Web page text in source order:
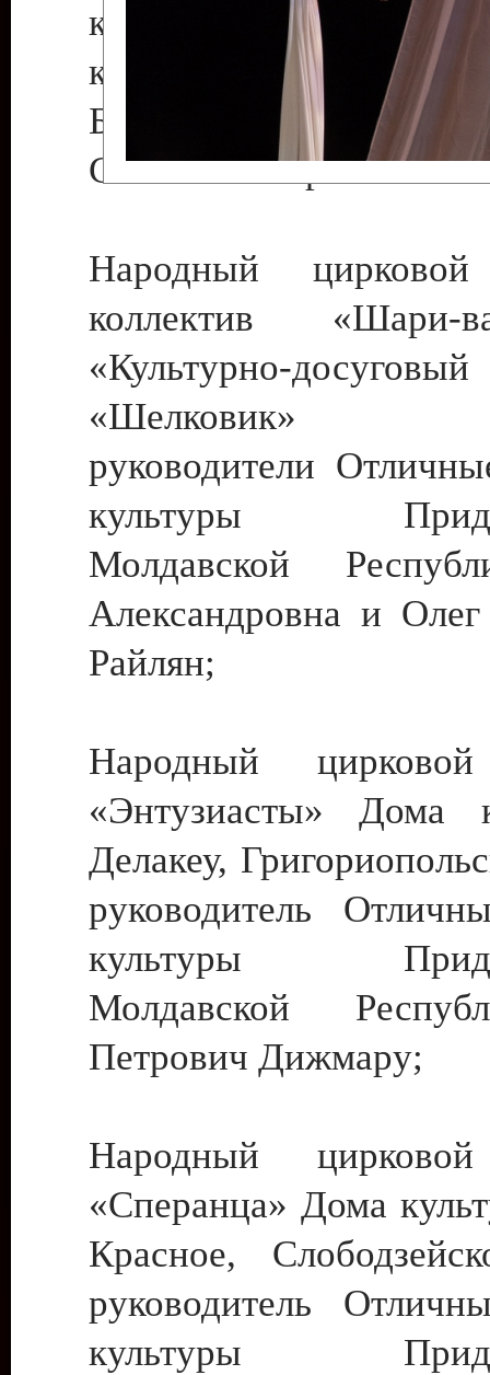
коллектив
культуры с.
Бендеры ,
Светлана Георгиевна
Народный цирковой
коллектив
«Культурно-
«Шелковик»
руководители
культуры
Молдавской
Александровна и
Райлян;
Народный цирковой
«Энтузиасты» Дома
Делакеу,
руководитель
культуры
Молдавской
Петрович Дижмару;
Народный цирковой
«Сперанца» Дома
Красное,
руководитель
культуры